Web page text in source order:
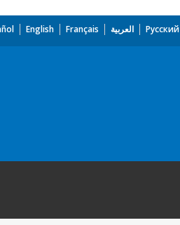
English Français العربية Русский